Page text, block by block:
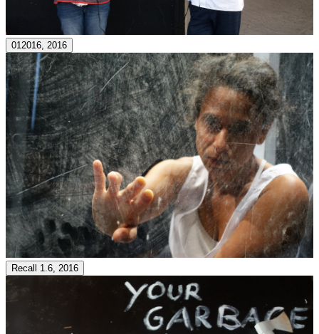
012016, 2016
Recall 1.6, 2016